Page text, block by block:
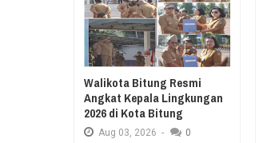
Walikota Bitung Resmi
Angkat Kepala Lingkungan
2026 di Kota Bitung
Aug 03, 2026 - 0